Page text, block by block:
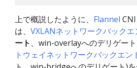
上で概説したように、 Flannel CNI
は、 VXLANネットワークバックエ
ート 、win-overlayへのデリゲー
トウェイネットワークバックエン